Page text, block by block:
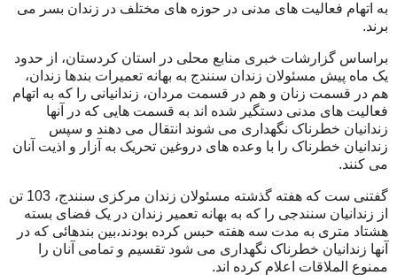
به اتهام فعالیت های مدنی در حوزه های مختلف در زندان بسر می
برند.
براساس گزارشات خبری منابع محلی در استان کردستان، از حدود
یک ماه پیش مسئولان زندان سنندج به بهانه تعمیرات بندها زندان،
هم در قسمت زنان و هم در قسمت مردان، زندانیانی را که به اتهام
فعالیت های مدنی دستگیر شده اند به قسمت هایی که در آنها
زندانیان خطرناک نگهداری می شوند انتقال می دهند و سپس
زندانیان خطرناک را با وعده های دروغین تحریک به آزار و اذیت آنان
می کنند.
گفتنی ست که هفته گذشته مسئولان زندان مرکزی سنندج، 103 تن
از زندانیان سنندجی را که به بهانه تعمیر زندان در یک فضای بسته
هشتاد متری به مدت سه هفته حبس کرده بودند،بین بندهائی که در
آنها زندانیان خطرناک نگهداری می شود تقسیم و تمامی آنان را
ممنوع الملاقات اعلام کرده اند.